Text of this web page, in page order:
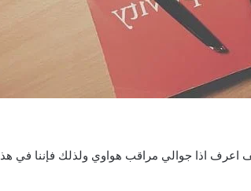
اعرف اذا جوالي مراقب هواوي ولذلك فإننا في هذا